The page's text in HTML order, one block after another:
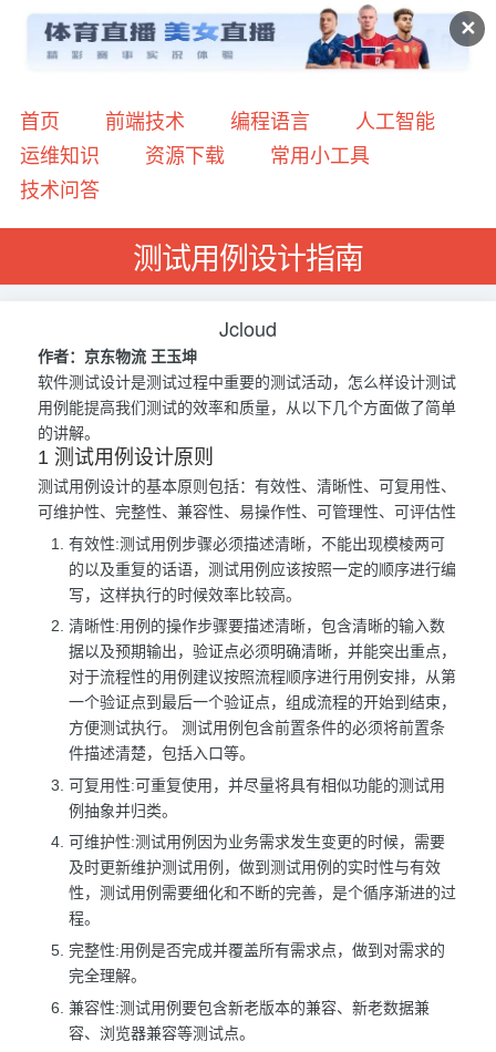
✕
首页 前端技术 编程语言
人工智能
运维知识
资源下载
常用小工具
技术问答
测试用例设计指南
Jcloud
作者：京东物流 王玉坤
软件测试设计是测试过程中重要的测试活动，怎么样设计测试
用例能提高我们测试的效率和质量，从以下几个方面做了简单
的讲解。
1 测试用例设计原则
测试用例设计的基本原则包括：有效性、清晰性、可复用性、
可维护性、完整性、兼容性、易操作性、可管理性、可评估性
有效性:测试用例步骤必须描述清晰，不能出现模棱两可
的以及重复的话语，测试用例应该按照一定的顺序进行编
写，这样执行的时候效率比较高。
清晰性:用例的操作步骤要描述清晰，包含清晰的输入数
据以及预期输出，验证点必须明确清晰，并能突出重点，
对于流程性的用例建议按照流程顺序进行用例安排，从第
一个验证点到最后一个验证点，组成流程的开始到结束，
方便测试执行。 测试用例包含前置条件的必须将前置条
件描述清楚，包括入口等。
可复用性:可重复使用，并尽量将具有相似功能的测试用
例抽象并归类。
可维护性:测试用例因为业务需求发生变更的时候，需要
及时更新维护测试用例，做到测试用例的实时性与有效
性，测试用例需要细化和不断的完善，是个循序渐进的过
程。
完整性:用例是否完成并覆盖所有需求点，做到对需求的
完全理解。
兼容性:测试用例要包含新老版本的兼容、新老数据兼
容、浏览器兼容等测试点。